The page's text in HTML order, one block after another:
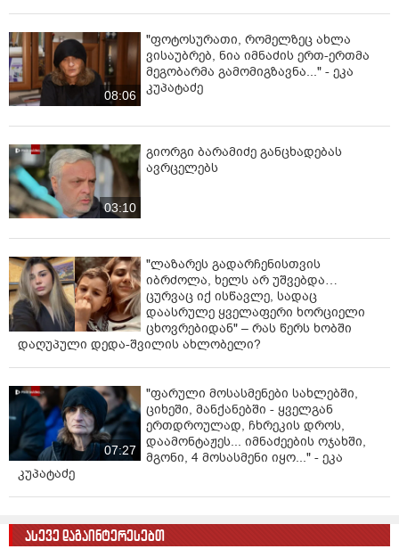
მოყვითალო კრისტალები ან ფხვნილი. ხშირად
იყენებენ შესუნთქვით, ზოგჯერ ყლაპავენ ან ხსნიან და
ინიექციურად იღებენ.
რას იძლევა? მოქმედებს დოფამინის და
ნორადრენალინის დაბრუნებაზე — ანუ აგზავნის
მოტივაცია — მაგრამ ნაკლებად ეიფორია და
ემოციური სიახლოვე, რაც მეფედრონის ეფექტია.
რისკები?
• ნეიროტოქსიურობა — კვლევები ცხადად აჩვენებს,
რომ კლეფედრონი აზიანებს ნეირონებს.
• გულის რისკები — ტაქიკარდია, არტერიული წნევის
მატება, არითმიები.
• სიფსიხე და ფსიქოზები — განსაკუთრებით დიდ
• დამოკიდებულება — სწრაფად ვითარდება
ფსიქოლოგიური მიჯაჭვულობა; “ერთი ხაზი” ხშირად
სრულდება binge-ით.
• გადაზიდვა და მოტყუება — საქართველოში და სხვა
ქვეყნებში მას ხშირად ყიდიან მეფედრონის სახელით,
ანუ მომხმარებელმა არ იცის, რას იღებს
სინამდვილეში. საკვანძო მომენტი: კლეფედრონი
ბევრად უფრო ტოქსიკურია და არაპროგნოზირებადია,
08:06
"ფოტოსურათი, რომელზეც ახლა
ვისაუბრებ, ნია იმნაძის ერთ-ერთმა
მეგობარმა გამომიგზავნა..." - ეკა
კუპატაძე
03:10
გიორგი ბარამიძე განცხადებას
ავრცელებს
"ლაზარეს გადარჩენისთვის
იბრძოლა, ხელს არ უშვებდა…
ცურვაც იქ ისწავლე, სადაც
დაასრულე ყველაფერი ხორციელი
ცხოვრებიდან" – რას წერს ხობში
დაღუპული დედა-შვილის ახლობელი?
07:27
"ფარული მოსასმენები სახლებში,
ციხეში, მანქანებში - ყველგან
ერთდროულად, ჩხრეკის დროს,
დაამონტაჟეს... იმნაძეების ოჯახში,
მგონი, 4 მოსასმენი იყო..." - ეკა
კუპატაძე
ასევე დაგაინტერესებთ